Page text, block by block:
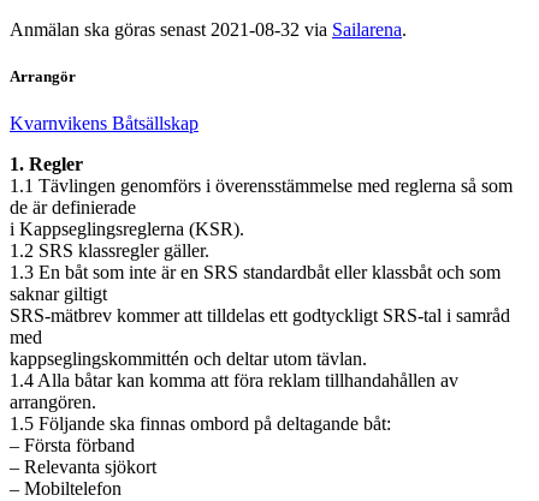
Anmälan ska göras senast 2021-08-32 via Sailarena.
Arrangör
Kvarnvikens Båtsällskap
1. Regler
1.1 Tävlingen genomförs i överensstämmelse med reglerna så som
de är definierade
i Kappseglingsreglerna (KSR).
1.2 SRS klassregler gäller.
1.3 En båt som inte är en SRS standardbåt eller klassbåt och som
saknar giltigt
SRS-mätbrev kommer att tilldelas ett godtyckligt SRS-tal i samråd
med
kappseglingskommittén och deltar utom tävlan.
1.4 Alla båtar kan komma att föra reklam tillhandahållen av
arrangören.
1.5 Följande ska finnas ombord på deltagande båt:
– Första förband
– Relevanta sjökort
– Mobiltelefon